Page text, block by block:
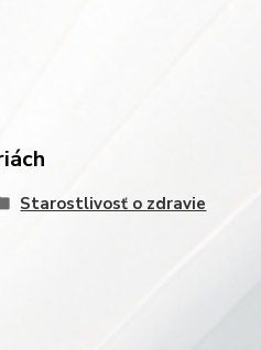
Starostlivosť o zdravie